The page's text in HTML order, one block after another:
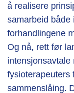
å realisere
samarbeid både
forhandlingene
Og nå, rett før
intensjonsavtale
fysioterapeuters
sammenslåing.